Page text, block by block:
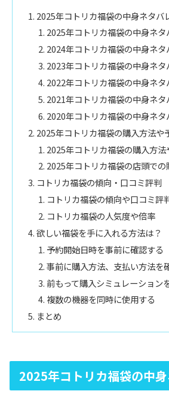
2025年コトリカ福袋の中身ネタバ
2025年コトリカ福袋の中身ネタ
2024年コトリカ福袋の中身ネタ
2023年コトリカ福袋の中身ネタ
2022年コトリカ福袋の中身ネタ
2021年コトリカ福袋の中身ネタ
2020年コトリカ福袋の中身ネタ
2025年コトリカ福袋の購入方法や
2025年コトリカ福袋の購入方法
2025年コトリカ福袋の店頭での
コトリカ福袋の傾向・口コミ評判
コトリカ福袋の傾向や口コミ評
コトリカ福袋の人気度や倍率
欲しい福袋を手に入れる方法は？
予約開始日時を事前に確認する
事前に購入方法、支払い方法を
前もって購入シミュレーション
複数の機器を同時に使用する
まとめ
2025年コトリカ福袋の中